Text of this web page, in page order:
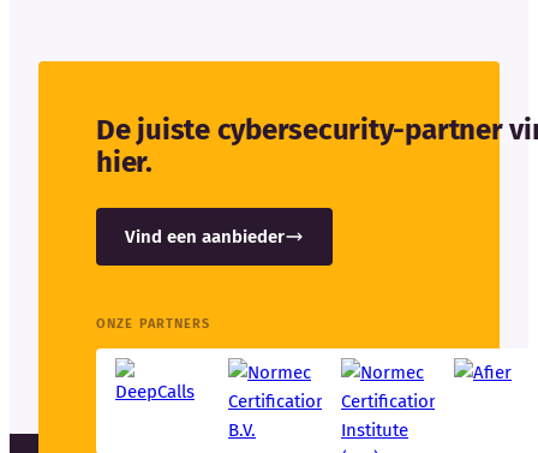
De juiste cybersecurity-partner
hier.
Vind een aanbieder
ONZE PARTNERS